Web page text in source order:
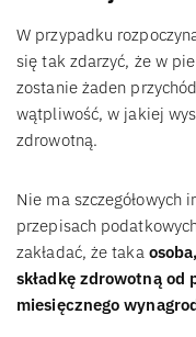
W przypadku
się tak zdarzyć, że w
zostanie żaden
wątpliwość, w jakiej
zdrowotną.
Nie ma
przepisach
zakładać, że taka
składkę zdrowotną
miesięcznego